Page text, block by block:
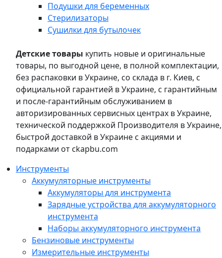
Подушки для беременных
Стерилизаторы
Сушилки для бутылочек
Детские товары купить новые и оригинальные
товары, по выгодной цене, в полной комплектации,
без распаковки в Украине, со склада в г. Киев, с
официальной гарантией в Украине, с гарантийным
и после-гарантийным обслуживанием в
авторизированных сервисных центрах в Украине,
технической поддержкой Производителя в Украине,
быстрой доставкой в Украине с акциями и
подарками от ckapbu.com
Инструменты
Аккумуляторные инструменты
Аккумуляторы для инструмента
Зарядные устройства для аккумуляторного
инструмента
Наборы аккумуляторного инструмента
Бензиновые инструменты
Измерительные инструменты